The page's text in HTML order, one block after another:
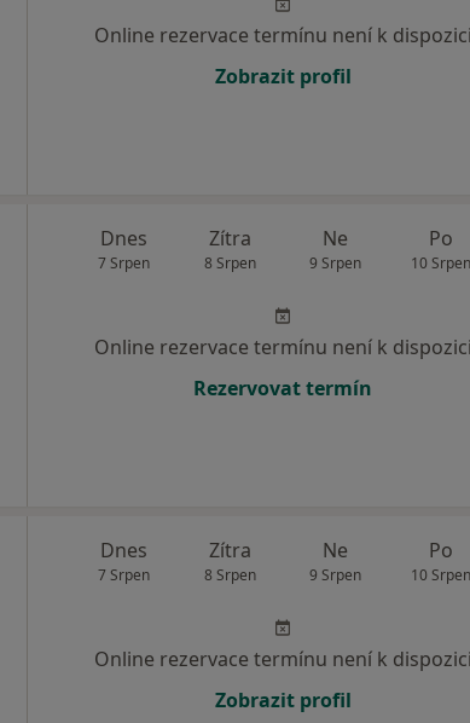
Online rezervace termínu není k dispozici
Zobrazit profil
Dnes
7 Srpen
Zítra
8 Srpen
Ne
9 Srpen
Po
10 Srpen
Online rezervace termínu není k dispozici
Rezervovat termín
Dnes
7 Srpen
Zítra
8 Srpen
Ne
9 Srpen
Po
10 Srpen
Online rezervace termínu není k dispozici
Zobrazit profil